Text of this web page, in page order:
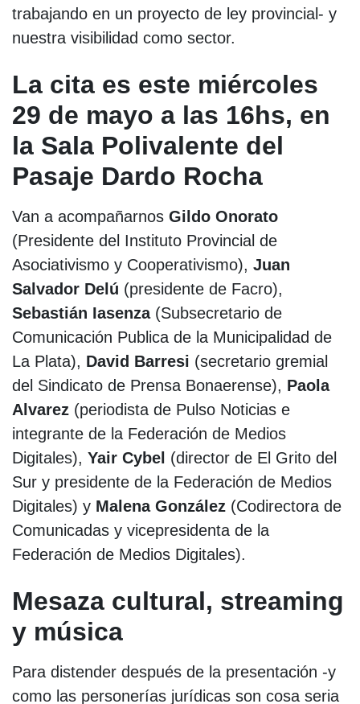
trabajando en un proyecto de ley provincial- y
nuestra visibilidad como sector.
La cita es este miércoles
29 de mayo a las 16hs, en
la Sala Polivalente del
Pasaje Dardo Rocha
Van a acompañarnos Gildo Onorato
(Presidente del Instituto Provincial de
Asociativismo y Cooperativismo), Juan
Salvador Delú (presidente de Facro),
Sebastián Iasenza(Subsecretario de
Comunicación Publica de la Municipalidad de
La Plata), David Barresi (secretario gremial
del Sindicato de Prensa Bonaerense), Paola
Alvarez (periodista de Pulso Noticias e
integrante de la Federación de Medios
Digitales), Yair Cybel (director de El Grito del
Sur y presidente de la Federación de Medios
Digitales) y Malena González (Codirectora de
Comunicadas y vicepresidenta de la
Federación de Medios Digitales).
Mesaza cultural, streaming
y música
Para distender después de la presentación -y
como las personerías jurídicas son cosa seria